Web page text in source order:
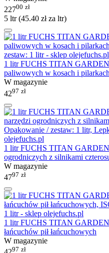
22700 zł
5 ltr (45.40 złza ltr)
1 litr FUCHS TITAN
paliwowych w kosach i
W magazynie
4297 zł
1 litr FUCHS TITAN GARDEN
ogrodniczych z silnikami
W magazynie
4797 zł
1 litr FUCHS TITAN
łańcuchów pił łańcuchowych
W magazynie
97 zł